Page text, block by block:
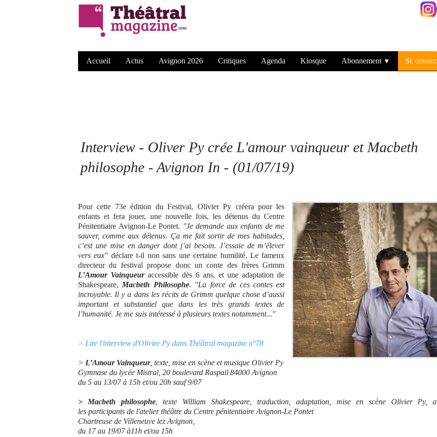
Accueil Actus Avignon 2026 Critiques Agenda Kiosque Abonnement ▼ Se
Interview - Oliver Py crée L'amour vainqueur et Macbeth
philosophe - Avignon In - (01/07/19)
Pour cette 73e édition du Festival, Olivier Py créera pour les
enfants et fera jouer, une nouvelle fois, les détenus du Centre
Pénitentiaire Avignon-Le Pontet. "Je demande aux enfants de me
sauver, comme aux détenus. Ça me fait sortir de mes habitudes,
c’est une mise en danger dont j’ai besoin. J’essaie de m’élever
vers eux" déclare t-il non sans une certaine humilité. Le fameux
directeur du festival propose donc un conte des frères Grimm
L’Amour Vainqueuraccessible dès 6 ans, et une adaptation de
Shakespeare, Macbeth Philosophe. "La force de ces contes est
incroyable. Il y a dans les récits de Grimm quelque chose d’aussi
important et substantiel que dans les très grands textes de
l’humanité. Je me suis intéressé à plusieurs textes notamment..."
> Lire l'interview d'Olivier Py dans Théâtral magazine n°78
> L’Amour Vainqueur, texte, mise en scène et musique Olivier Py
Gymnase du lycée Mistral, 20 boulevard Raspail 84000 Avignon
du 5 au 13/07 à 15h et/ou 20h sauf 9/07
> Macbeth philosophe, texte William Shakespeare, traduction, adaptation, mise en scène Olivier Py,
les participants de l'atelier théâtre du Centre pénitentiaire Avignon-Le Pontet
Chartreuse de Villeneuve lez Avignon,
du 17 au 19/07 à11h et/ou 15h